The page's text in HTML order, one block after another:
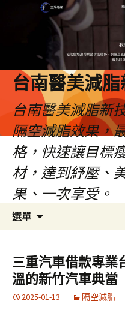
台南醫美減
台南醫美減脂新
隔空減脂效果，
格，快速讓目標
材，達到紓壓、
果、一次享受。
選單
容
三重汽車借款專業
溫的新竹汽車典當
2025-01-13 隔空減脂